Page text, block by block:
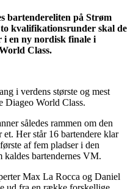
bartendereliten på Strøm
kvalifikationsrunder skal de
i en ny nordisk finale i
Class.
i verdens største og mest
Diageo World Class.
således rammen om den
Her står 16 bartendere klar
af fem pladser i den
kaldes bartendernes VM.
Max La Rocca og Daniel